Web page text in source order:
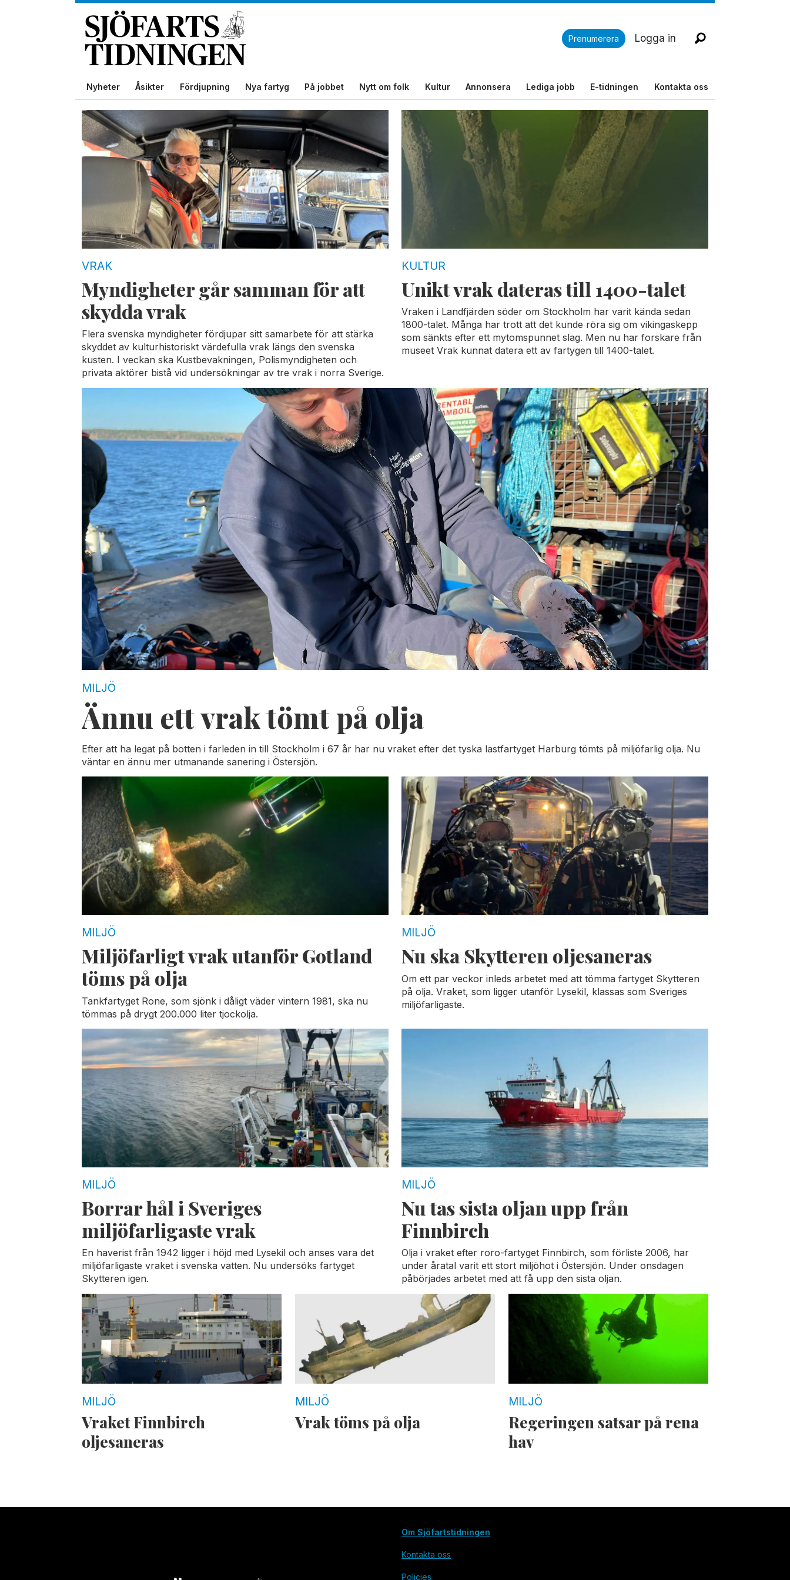
Prenumerera Logga in
Nyheter Åsikter Fördjupning Nya fartyg På jobbet Nytt om folk Kultur Annonsera Lediga jobb E-tidningen Kontakta oss
VRAK
Myndigheter går samman för att
skydda vrak
Flera svenska myndigheter fördjupar sitt samarbete för att stärka
skyddet av kulturhistoriskt värdefulla vrak längs den svenska
kusten. I veckan ska Kustbevakningen, Polismyndigheten och
privata aktörer bistå vid undersökningar av tre vrak i norra Sverige.
KULTUR
Unikt vrak dateras till 1400-talet
Vraken i Landfjärden söder om Stockholm har varit kända sedan
1800-talet. Många har trott att det kunde röra sig om vikingaskepp
som sänkts efter ett mytomspunnet slag. Men nu har forskare från
museet Vrak kunnat datera ett av fartygen till 1400-talet.
MILJÖ
Ännu ett vrak tömt på olja
Efter att ha legat på botten i farleden in till Stockholm i 67 år har nu vraket efter det tyska lastfartyget Harburg tömts på miljöfarlig olja. Nu
väntar en ännu mer utmanande sanering i Östersjön.
MILJÖ
Miljöfarligt vrak utanför Gotland
töms på olja
Tankfartyget Rone, som sjönk i dåligt väder vintern 1981, ska nu
tömmas på drygt 200.000 liter tjockolja.
MILJÖ
Nu ska Skytteren oljesaneras
Om ett par veckor inleds arbetet med att tömma fartyget Skytteren
på olja. Vraket, som ligger utanför Lysekil, klassas som Sveriges
miljöfarligaste.
MILJÖ
Borrar hål i Sveriges
miljöfarligaste vrak
En haverist från 1942 ligger i höjd med Lysekil och anses vara det
miljöfarligaste vraket i svenska vatten. Nu undersöks fartyget
Skytteren igen.
MILJÖ
Nu tas sista oljan upp från
Finnbirch
Olja i vraket efter roro-fartyget Finnbirch, som förliste 2006, har
under åratal varit ett stort miljöhot i Östersjön. Under onsdagen
påbörjades arbetet med att få upp den sista oljan.
MILJÖ
Vraket Finnbirch
oljesaneras
MILJÖ
Vrak töms på olja
MILJÖ
Regeringen satsar på rena
hav
Om Sjöfartstidningen
Kontakta oss
Policies